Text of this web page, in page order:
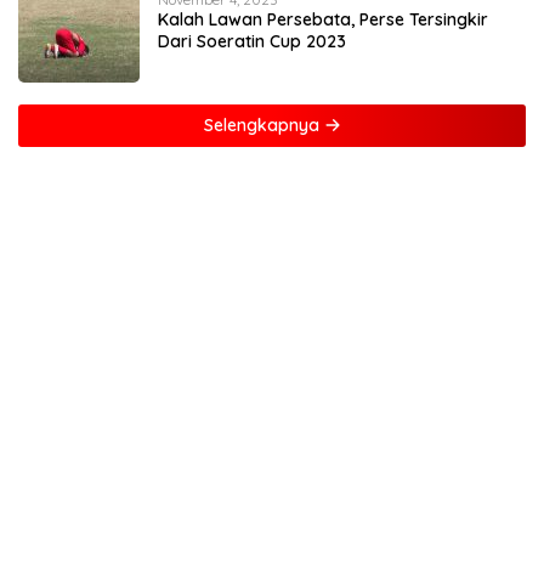
Kalah Lawan Persebata, Perse Tersingkir
Dari Soeratin Cup 2023
Selengkapnya